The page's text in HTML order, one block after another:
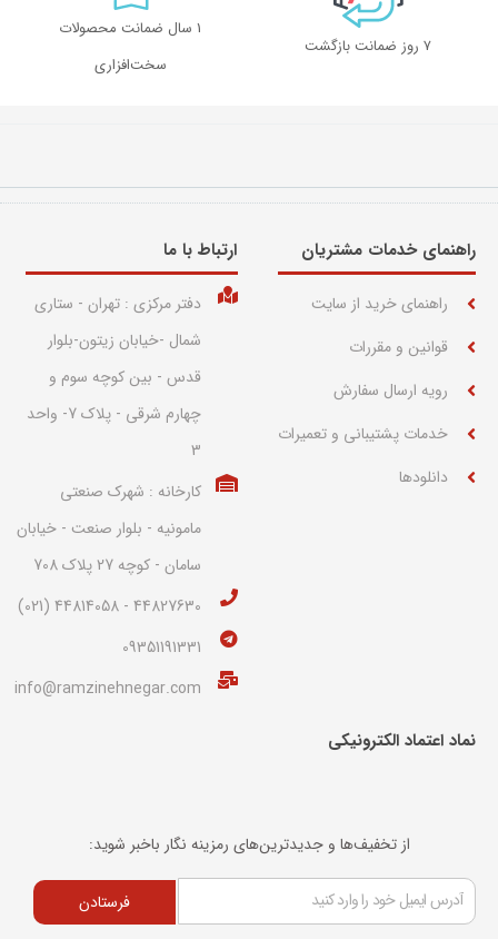
۷ روز ضمانت بازگشت
1 سال ضمانت محصولات
سخت‌افزاری
راهنمای خدمات مشتریان
راهنمای خرید از سایت
قوانین و مقررات
رویه ارسال سفارش
خدمات پشتیبانی و تعمیرات
دانلودها
ارتباط با ما​
دفتر مرکزی : تهران - ستاری
شمال -خیابان زیتون-بلوار
قدس - بین کوچه سوم و
چهارم شرقی - پلاک 7- واحد
3
کارخانه : شهرک صنعتی
مامونیه - بلوار صنعت - خیابان
سامان - کوچه 27 پلاک 708
44827630 - 44814058 (021)
09351191331
info@ramzinehnegar.com
نماد اعتماد الکترونیکی​
از تخفیف‌ها و جدیدترین‌های رمزینه نگار باخبر شوید:
فرستادن